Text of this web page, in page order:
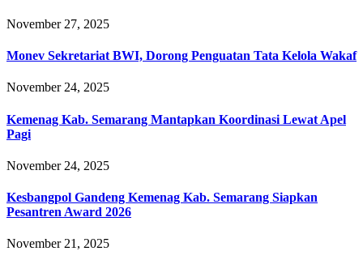
November 27, 2025
Monev Sekretariat BWI, Dorong Penguatan Tata Kelola Wakaf
November 24, 2025
Kemenag Kab. Semarang Mantapkan Koordinasi Lewat Apel
Pagi
November 24, 2025
Kesbangpol Gandeng Kemenag Kab. Semarang Siapkan
Pesantren Award 2026
November 21, 2025